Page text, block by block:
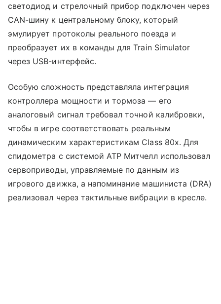
светодиод и стрелочный прибор подключен через
CAN-шину к центральному блоку, который
эмулирует протоколы реального поезда и
преобразует их в команды для Train Simulator
через USB-интерфейс.
Особую сложность представляла интеграция
контроллера мощности и тормоза — его
аналоговый сигнал требовал точной калибровки,
чтобы в игре соответствовать реальным
динамическим характеристикам Class 80x. Для
спидометра с системой ATP Митчелл использовал
сервоприводы, управляемые по данным из
игрового движка, а напоминание машиниста (DRA)
реализовал через тактильные вибрации в кресле.